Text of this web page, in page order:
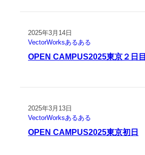
2025年3月14日
VectorWorksあるある
OPEN CAMPUS2025東京２日目
2025年3月13日
VectorWorksあるある
OPEN CAMPUS2025東京初日